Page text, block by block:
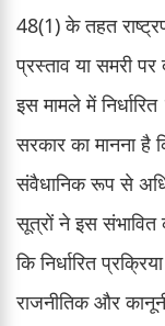
48(1) के तहत
प्रस्ताव या समरी पर
इस मामले में
सरकार का मानना है
संवैधानिक रूप से
सूत्रों ने इस
कि निर्धारित
राजनीतिक और